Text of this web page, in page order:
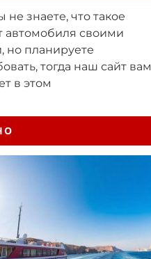
не знаете, что такое
автомобиля своими
но планируете
тогда наш сайт вам
в этом